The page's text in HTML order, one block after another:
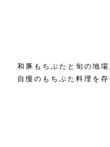
和豚もちぶたと旬の地
自慢のもちぶた料理を